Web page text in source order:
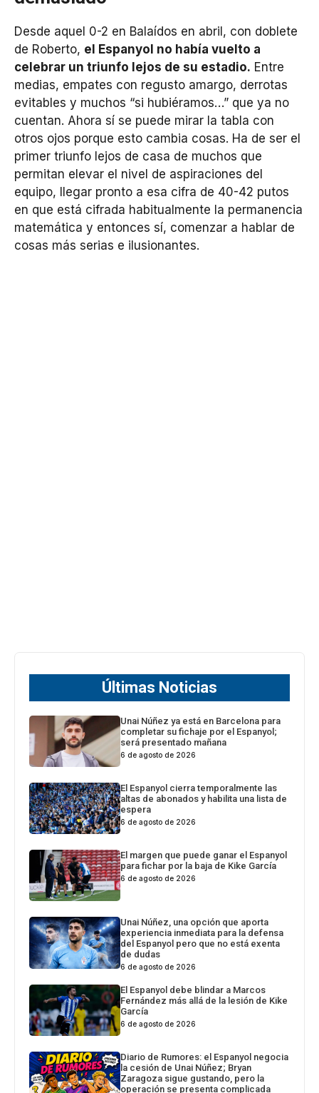
Desde aquel 0-2 en Balaídos en abril, con doblete
de Roberto, el Espanyol no había vuelto a
celebrar un triunfo lejos de su estadio. Entre
medias, empates con regusto amargo, derrotas
evitables y muchos “si hubiéramos…” que ya no
cuentan. Ahora sí se puede mirar la tabla con
otros ojos porque esto cambia cosas. Ha de ser el
primer triunfo lejos de casa de muchos que
permitan elevar el nivel de aspiraciones del
equipo, llegar pronto a esa cifra de 40-42 putos
en que está cifrada habitualmente la permanencia
matemática y entonces sí, comenzar a hablar de
cosas más serias e ilusionantes.
Últimas Noticias
Unai Núñez ya está en Barcelona para
completar su fichaje por el Espanyol;
será presentado mañana
6 de agosto de 2026
El Espanyol cierra temporalmente las
altas de abonados y habilita una lista de
espera
6 de agosto de 2026
El margen que puede ganar el Espanyol
para fichar por la baja de Kike García
6 de agosto de 2026
Unai Núñez, una opción que aporta
experiencia inmediata para la defensa
del Espanyol pero que no está exenta
de dudas
6 de agosto de 2026
El Espanyol debe blindar a Marcos
Fernández más allá de la lesión de Kike
García
6 de agosto de 2026
Diario de Rumores: el Espanyol negocia
la cesión de Unai Núñez; Bryan
Zaragoza sigue gustando, pero la
operación se presenta complicada